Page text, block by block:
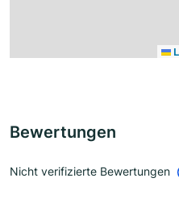
Bewertungen
Nicht verifizierte Bewertungen